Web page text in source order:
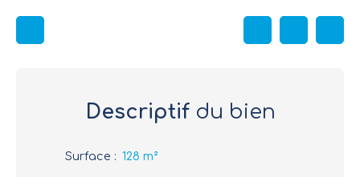
Descriptifdu bien
Surface : 128 m²